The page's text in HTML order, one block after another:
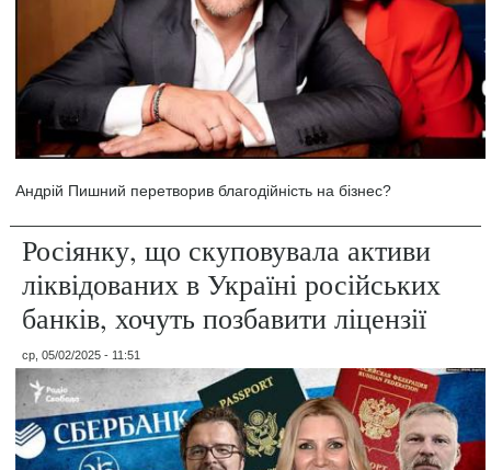
Андрій Пишний перетворив благодійність на бізнес?
Росіянку, що скуповувала активи
ліквідованих в Україні російських
банків, хочуть позбавити ліцензії
ср, 05/02/2025 - 11:51